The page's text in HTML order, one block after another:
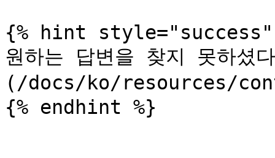
{% hint style="success"
원하는 답변을 찾지 못하
(/docs/ko/resources/